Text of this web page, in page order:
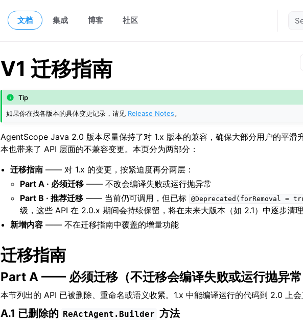
文档 集成 博客 社区
V1 迁移指南
Tip
如果你在找各版本的具体变更记录，请见 Release Notes。
AgentScope Java 2.0 版本尽量保持了对 1.x 版本的兼容，确保大部分用户的平滑
本也带来了 API 层面的不兼容变更。本页分为两部分：
迁移指南 —— 对 1.x 的变更，按紧迫度再分两层：
Part A · 必须迁移 —— 不改会编译失败或运行抛异常
Part B · 推荐迁移 —— 当前仍可调用，但已标 @Deprecated(forRemoval =
级，这些 API 在 2.0.x 期间会持续保留，将在未来大版本（如 2.1）中逐步清理
新增内容 —— 不在迁移指南中覆盖的增量功能
迁移指南
Part A —— 必须迁移（不迁移会编译失败或运行抛异常
本节列出的 API 已被删除、重命名或语义收紧。1.x 中能编译运行的代码到 2.0 上会
A.1 已删除的 ReActAgent.Builder 方法